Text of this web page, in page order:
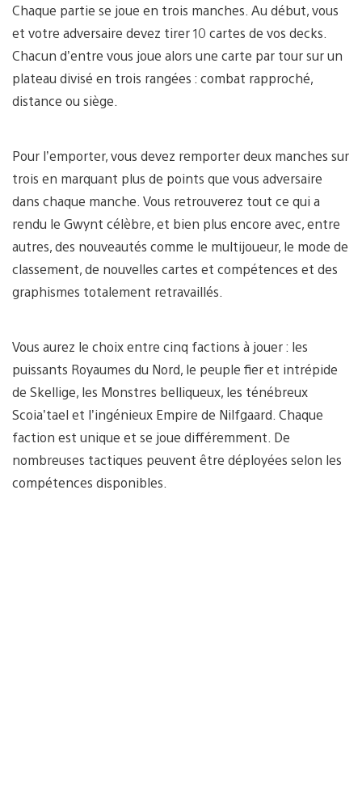
Chaque partie se joue en trois manches. Au début, vous
et votre adversaire devez tirer 10 cartes de vos decks.
Chacun d’entre vous joue alors une carte par tour sur un
plateau divisé en trois rangées : combat rapproché,
distance ou siège.
Pour l’emporter, vous devez remporter deux manches sur
trois en marquant plus de points que vous adversaire
dans chaque manche. Vous retrouverez tout ce qui a
rendu le Gwynt célèbre, et bien plus encore avec, entre
autres, des nouveautés comme le multijoueur, le mode de
classement, de nouvelles cartes et compétences et des
graphismes totalement retravaillés.
Vous aurez le choix entre cinq factions à jouer : les
puissants Royaumes du Nord, le peuple fier et intrépide
de Skellige, les Monstres belliqueux, les ténébreux
Scoia’tael et l’ingénieux Empire de Nilfgaard. Chaque
faction est unique et se joue différemment. De
nombreuses tactiques peuvent être déployées selon les
compétences disponibles.